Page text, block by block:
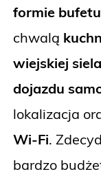
formie
chwalą
wiejskiej
dojazdu
lokalizacja
Wi-Fi.
bardzo